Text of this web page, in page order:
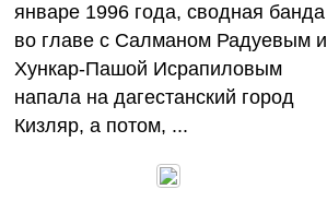
январе 1996 года, сводная банда
во главе с Салманом Радуевым и
Хункар-Пашой Исрапиловым
напала на дагестанский город
Кизляр, а потом, ...